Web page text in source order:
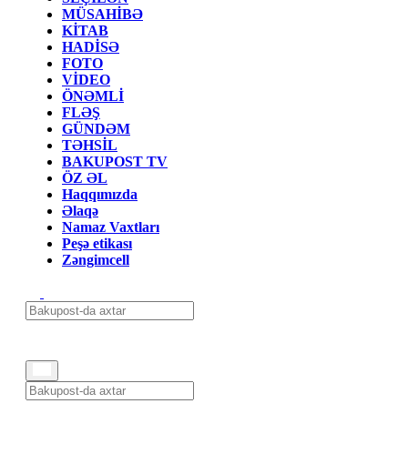
MÜSAHİBƏ
KİTAB
HADİSƏ
FOTO
VİDEO
ÖNƏMLİ
FLƏŞ
GÜNDƏM
TƏHSİL
BAKUPOST TV
ÖZ ƏL
Haqqımızda
Əlaqə
Namaz Vaxtları
Peşə etikası
Zəngimcell